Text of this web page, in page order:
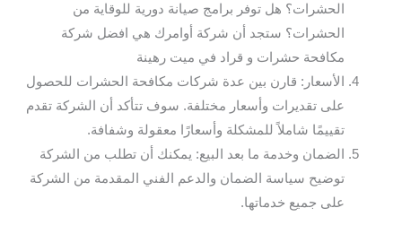
الحشرات؟ هل توفر برامج صيانة دورية للوقاية من
الحشرات؟ ستجد أن شركة أوامرك هي افضل شركة
مكافحة حشرات و قراد في ميت رهينة
الأسعار: قارن بين عدة شركات مكافحة الحشرات للحصول
على تقديرات وأسعار مختلفة. سوف تتأكد أن الشركة تقدم
تقييمًا شاملاً للمشكلة وأسعارًا معقولة وشفافة.
الضمان وخدمة ما بعد البيع: يمكنك أن تطلب من الشركة
توضيح سياسة الضمان والدعم الفني المقدمة من الشركة
على جميع خدماتها.